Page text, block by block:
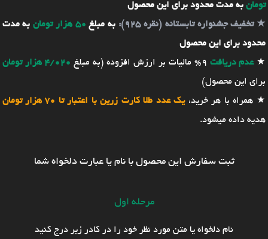
تومان به مدت محدود برای این محصول
★تخفیف جشنواره تابستانه (نقره 925): به مبلغ 50 هزار تومان
به مدت
محدود برای این محصول
★عدم دریافت 9% مالیات بر ارزش افزوده (به مبلغ
4/020 هزار تومان
برای این محصول)
★ همراه با هر خرید،یک عدد طلا کارت زرین با اعتبار تا 70 هزار تومان
هدیه داده میشود.
ثبت سفارش این محصول با نام یا عبارت دلخواه شما
مرحله اول
نام دلخواه یا متن مورد نظر خود را در کادر زیر درج کنید